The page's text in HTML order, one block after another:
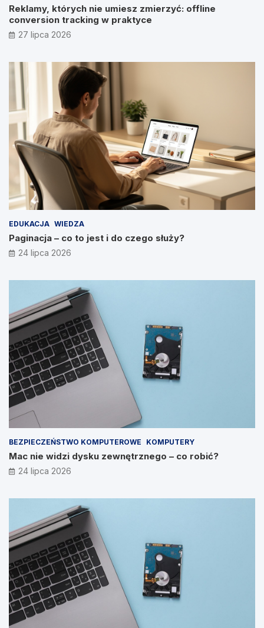
Reklamy, których nie umiesz zmierzyć: offline
conversion tracking w praktyce
27 lipca 2026
EDUKACJA WIEDZA
Paginacja – co to jest i do czego służy?
24 lipca 2026
BEZPIECZEŃSTWO KOMPUTEROWE KOMPUTERY
Mac nie widzi dysku zewnętrznego – co robić?
24 lipca 2026